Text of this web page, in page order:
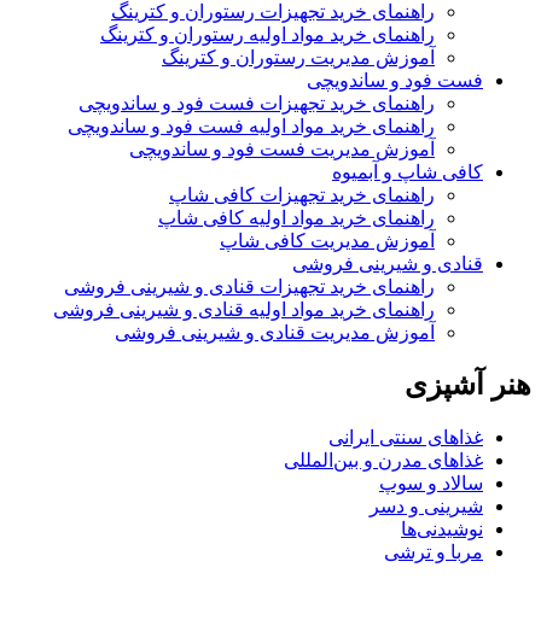
راهنمای خرید تجهیزات رستوران و کترینگ
راهنمای خرید مواد اولیه رستوران و کترینگ
آموزش مدیریت رستوران و کترینگ
فست فود و ساندویچی
راهنمای خرید تجهیزات فست فود و ساندویچی
راهنمای خرید مواد اولیه فست فود و ساندویچی
آموزش مدیریت فست فود و ساندویچی
کافی شاپ و آبمیوه
راهنمای خرید تجهیزات کافی شاپ
راهنمای خرید مواد اولیه کافی‌ شاپ‌
آموزش مدیریت کافی شاپ
قنادی و شیرینی فروشی
راهنمای خرید تجهیزات قنادی و شیرینی فروشی
راهنمای خرید مواد اولیه قنادی و شیرینی فروشی
آموزش مدیریت قنادی و شیرینی فروشی
هنر آشپزی
غذاهای سنتی ایرانی
غذاهای مدرن و بین‌المللی
سالاد و سوپ
شیرینی و دسر
نوشیدنی‌ها
مربا و ترشی